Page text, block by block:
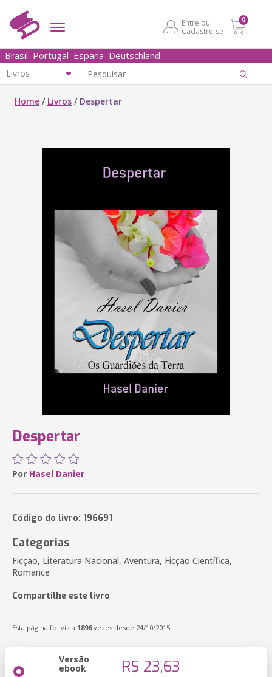
Entre ou
Cadastre-se
0
Brasil Portugal España Deutschland
Home / Livros / Despertar
Despertar
Por Hasel Danier
Código do livro: 196691
Categorias
Ficção, Literatura Nacional, Aventura, Ficção Científica,
Romance
Compartilhe este livro
Esta página foi vista 1896vezes desde 24/10/2015
Versão
ebook R$ 23,63